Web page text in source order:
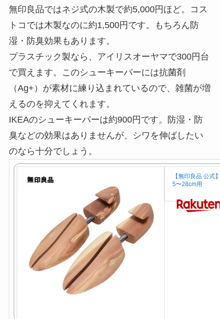
無印良品ではネジ式の木製で約5,000円ほど。コス
トコでは木製なのに約1,500円です。もちろん防
湿・防臭効果もあります。
プラスチック製なら、アイリスオーヤマで300円台
で買えます。このシューキーパーには抗菌剤
（Ag+）が素材に練り込まれているので、雑菌が増
えるのを抑えてくれます。
IKEAのシューキーパーは約900円です。防湿・防
臭などの効果はありませんが、シワを伸ばしたい
のなら十分でしょう。
【無印良品 公式
5〜28cm用